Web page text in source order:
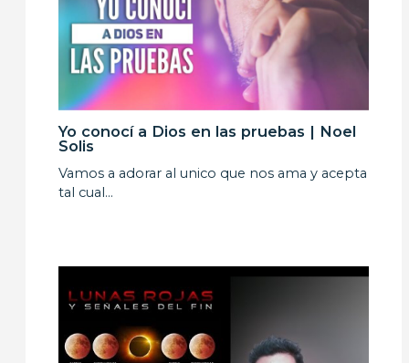
Yo conocí a Dios en las pruebas | Noel
Solis
Vamos a adorar al unico que nos ama y acepta
tal cual…